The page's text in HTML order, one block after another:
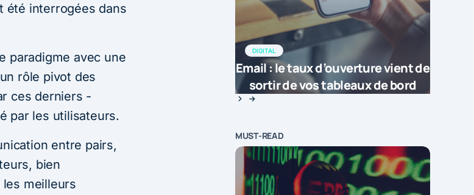
été interrogées dans
paradigme avec une
rôle pivot des
ces derniers -
par les utilisateurs.
entre pairs,
bien
les meilleurs
DIGITAL
Email : le taux d’ouverture vient de
sortir de vos tableaux de bord
MUST-READ